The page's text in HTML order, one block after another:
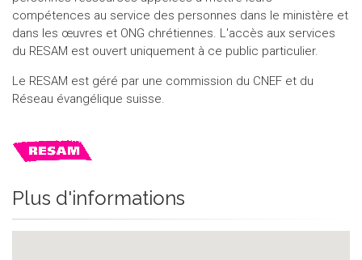
compétences au service des personnes dans le ministère et
dans les œuvres et ONG chrétiennes. L'accès aux services
du RESAM est ouvert uniquement à ce public particulier.
Le RESAM est géré par une commission du CNEF et du
Réseau évangélique suisse.
Plus d'informations